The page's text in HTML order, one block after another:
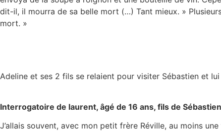
dit-il, il mourra de sa belle mort (…) Tant mieux. »
mort. »
Adeline et ses 2 fils se relaient pour visiter Sébastien et
Interrogatoire de laurent, âgé de 16 ans, fils de
J’allais souvent, avec mon petit frère Réville, au moins